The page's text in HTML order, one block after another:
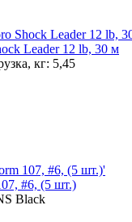
Leader 12 lb, 30 м
кг: 5,45
#6, (5 шт.)
Black